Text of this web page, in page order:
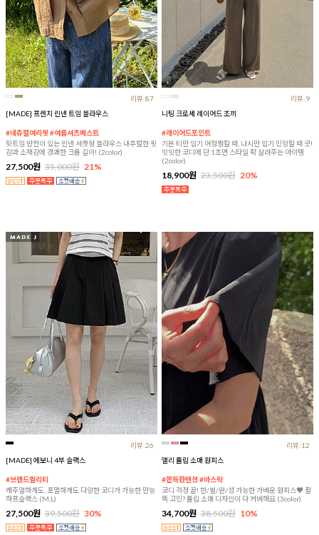
리뷰:87
[MADE] 프렌치 린넨 트임 블라우스
#네츄럴여리핏 #여름셔츠베스트
뒷트임 반전이 있는 린넨 셔켓형 블라우스 내추럴한 핏
감과 소재감에 경쾌한 크롭 길이! (2color)
27,500원 35,000원 21%
리뷰:9
니팅 크로셰 레이어드 조끼
#레이어드포인트
기본 티만 입기 어정쩡할 때, 나시만 입기 민망할 때 굿!
밋밋한 코디에 단 1초면 스타일 확 살려주는 아이템
(2color)
18,900원 23,500원 20%
리뷰:26
[MADE] 에보니 4부 슬랙스
#브랜드퀄리티
캐주얼하게도, 포멀하게도 다양한 코디가 가능한 만능
하프슬랙스 (M,L)
27,500원 39,500원 30%
리뷰:12
앨리 튤립 소매 원피스
#쫀득한텐션 #바스락
코디 걱정 끝! 한/벌/완/성 가능한 가벼운 원피스♥ 팔
뚝 고민? 튤립 소매 디자인이 다 커버해요 (3color)
34,700원 38,500원 10%